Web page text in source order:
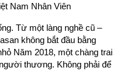
Nam Nhân Viên
Từ một làng nghề cũ –
không bắt đầu bằng
Năm 2018, một chàng trai
thương. Không phải để